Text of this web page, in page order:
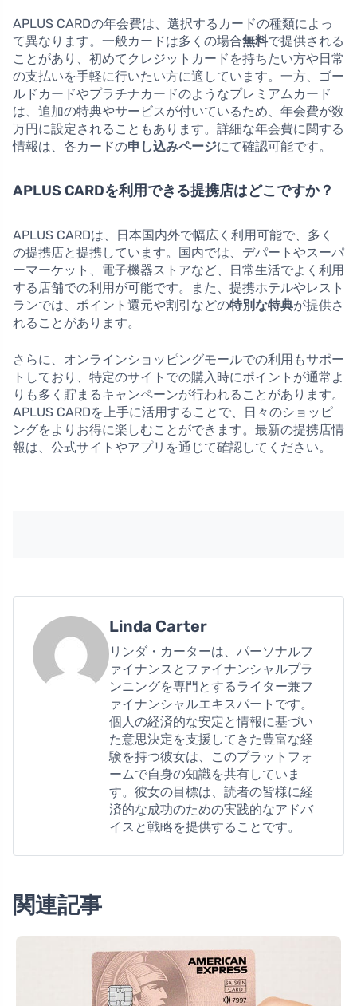
APLUS CARDの年会費は、選択するカードの種類によっ
て異なります。一般カードは多くの場合無料で提供される
ことがあり、初めてクレジットカードを持ちたい方や日常
の支払いを手軽に行いたい方に適しています。一方、ゴー
ルドカードやプラチナカードのようなプレミアムカード
は、追加の特典やサービスが付いているため、年会費が数
万円に設定されることもあります。詳細な年会費に関する
情報は、各カードの申し込みページにて確認可能です。
APLUS CARDを利用できる提携店はどこですか？
APLUS CARDは、日本国内外で幅広く利用可能で、多く
の提携店と提携しています。国内では、デパートやスーパ
ーマーケット、電子機器ストアなど、日常生活でよく利用
する店舗での利用が可能です。また、提携ホテルやレスト
ランでは、ポイント還元や割引などの特別な特典が提供さ
れることがあります。
さらに、オンラインショッピングモールでの利用もサポー
トしており、特定のサイトでの購入時にポイントが通常よ
りも多く貯まるキャンペーンが行われることがあります。
APLUS CARDを上手に活用することで、日々のショッピ
ングをよりお得に楽しむことができます。最新の提携店情
報は、公式サイトやアプリを通じて確認してください。
Linda Carter
リンダ・カーターは、パーソナルフ
ァイナンスとファイナンシャルプラ
ンニングを専門とするライター兼フ
ァイナンシャルエキスパートです。
個人の経済的な安定と情報に基づい
た意思決定を支援してきた豊富な経
験を持つ彼女は、このプラットフォ
ームで自身の知識を共有していま
す。彼女の目標は、読者の皆様に経
済的な成功のための実践的なアドバ
イスと戦略を提供することです。
関連記事